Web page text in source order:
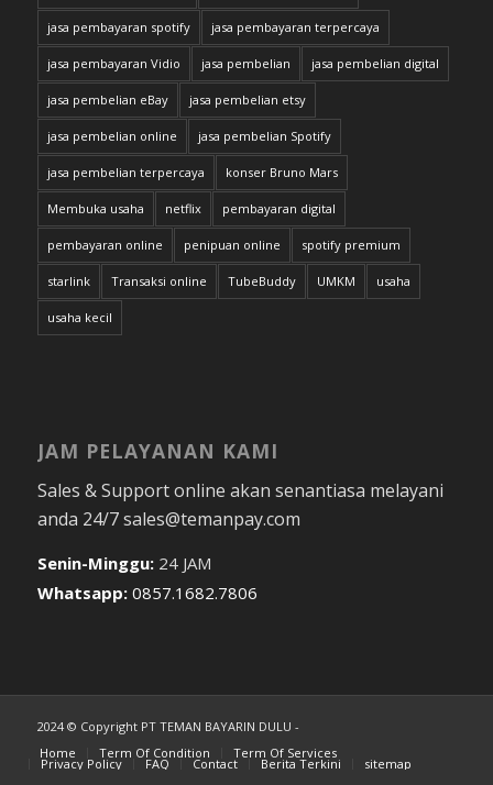
jasa pembayaran spotify jasa pembayaran terpercaya
jasa pembayaran Vidio jasa pembelian jasa pembelian digital
jasa pembelian eBay jasa pembelian etsy
jasa pembelian online jasa pembelian Spotify
jasa pembelian terpercaya konser Bruno Mars
Membuka usaha netflix pembayaran digital
pembayaran online penipuan online spotify premium
starlink Transaksi online TubeBuddy UMKM usaha
usaha kecil
JAM PELAYANAN KAMI
Sales & Support online akan senantiasa melayani
anda 24/7 sales@temanpay.com
Senin-Minggu: 24 JAM
Whatsapp: 0857.1682.7806
2024 © Copyright PT TEMAN BAYARIN DULU -
Home
Term Of Condition Term Of Services
Privacy Policy FAQ Contact Berita Terkini sitemap